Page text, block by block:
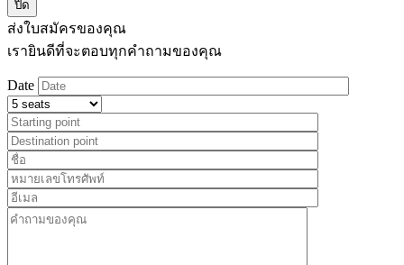
ปิด
ส่งใบสมัครของคุณ
เรายินดีที่จะตอบทุกคำถามของคุณ
Date